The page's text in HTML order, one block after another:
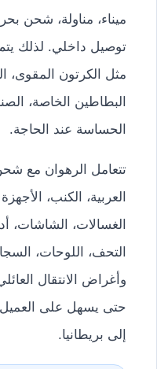
ميناء، مناولة، شحن
توصيل داخلي. لذلك
مثل الكرتون المقوى،
البطاطين الخاصة،
الحساسة عند الحاجة.
تتعامل الرهوان مع
العربية، الكنب،
الغسالات، الشاشات،
التحف، اللوحات،
وأغراض الانتقال
حتى يسهل على العميل
إلى بريطانيا.